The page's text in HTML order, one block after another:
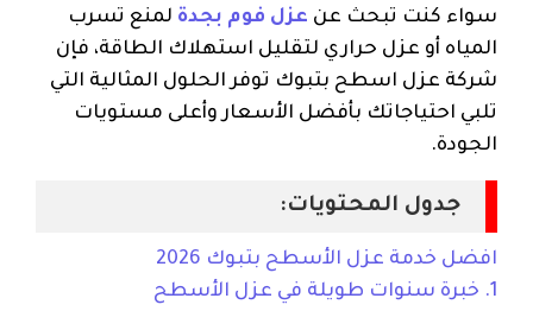
سواء كنت تبحث عن عزل فوم بجدة لمنع تسرب
المياه أو عزل حراري لتقليل استهلاك الطاقة، فإن
شركة عزل اسطح بتبوك توفر الحلول المثالية التي
تلبي احتياجاتك بأفضل الأسعار وأعلى مستويات
الجودة.
جدول المحتويات:
افضل خدمة عزل الأسطح بتبوك 2026
1. خبرة سنوات طويلة في عزل الأسطح